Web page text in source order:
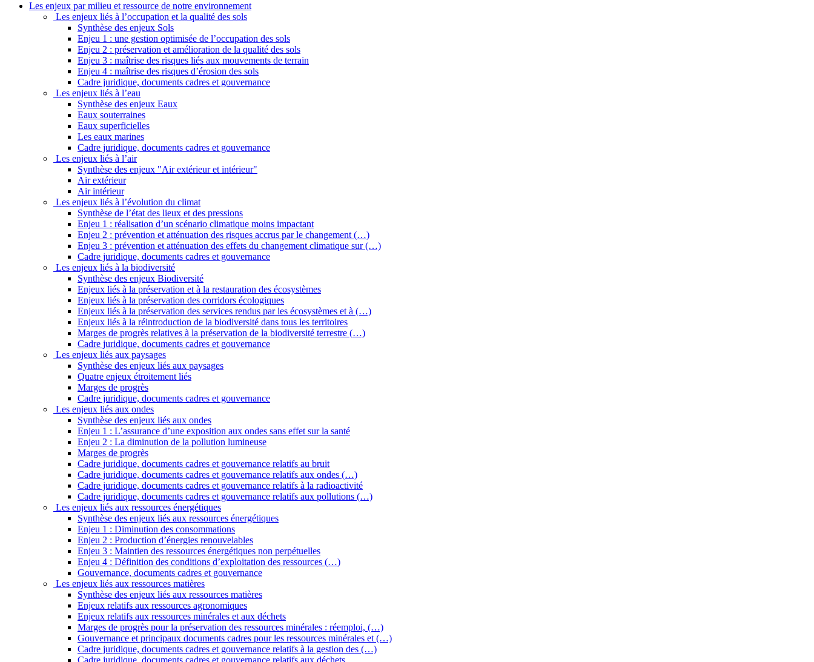
Les enjeux par milieu et ressource de notre environnement
Les enjeux liés à l’occupation et la qualité des sols
Synthèse des enjeux Sols
Enjeu 1 : une gestion optimisée de l’occupation des sols
Enjeu 2 : préservation et amélioration de la qualité des sols
Enjeu 3 : maîtrise des risques liés aux mouvements de terrain
Enjeu 4 : maîtrise des risques d’érosion des sols
Cadre juridique, documents cadres et gouvernance
Les enjeux liés à l’eau
Synthèse des enjeux Eaux
Eaux souterraines
Eaux superficielles
Les eaux marines
Cadre juridique, documents cadres et gouvernance
Les enjeux liés à l’air
Synthèse des enjeux "Air extérieur et intérieur"
Air extérieur
Air intérieur
Les enjeux liés à l’évolution du climat
Synthèse de l’état des lieux et des pressions
Enjeu 1 : réalisation d’un scénario climatique moins impactant
Enjeu 2 : prévention et atténuation des risques accrus par le changement (…)
Enjeu 3 : prévention et atténuation des effets du changement climatique sur (…)
Cadre juridique, documents cadres et gouvernance
Les enjeux liés à la biodiversité
Synthèse des enjeux Biodiversité
Enjeux liés à la préservation et à la restauration des écosystèmes
Enjeux liés à la préservation des corridors écologiques
Enjeux liés à la préservation des services rendus par les écosystèmes et à (…)
Enjeux liés à la réintroduction de la biodiversité dans tous les territoires
Marges de progrès relatives à la préservation de la biodiversité terrestre (…)
Cadre juridique, documents cadres et gouvernance
Les enjeux liés aux paysages
Synthèse des enjeux liés aux paysages
Quatre enjeux étroitement liés
Marges de progrès
Cadre juridique, documents cadres et gouvernance
Les enjeux liés aux ondes
Synthèse des enjeux liés aux ondes
Enjeu 1 : L’assurance d’une exposition aux ondes sans effet sur la santé
Enjeu 2 : La diminution de la pollution lumineuse
Marges de progrès
Cadre juridique, documents cadres et gouvernance relatifs au bruit
Cadre juridique, documents cadres et gouvernance relatifs aux ondes (…)
Cadre juridique, documents cadres et gouvernance relatifs à la radioactivité
Cadre juridique, documents cadres et gouvernance relatifs aux pollutions (…)
Les enjeux liés aux ressources énergétiques
Synthèse des enjeux liés aux ressources énergétiques
Enjeu 1 : Diminution des consommations
Enjeu 2 : Production d’énergies renouvelables
Enjeu 3 : Maintien des ressources énergétiques non perpétuelles
Enjeu 4 : Définition des conditions d’exploitation des ressources (…)
Gouvernance, documents cadres et gouvernance
Les enjeux liés aux ressources matières
Synthèse des enjeux liés aux ressources matières
Enjeux relatifs aux ressources agronomiques
Enjeux relatifs aux ressources minérales et aux déchets
Marges de progrès pour la préservation des ressources minérales : réemploi, (…)
Gouvernance et principaux documents cadres pour les ressources minérales et (…)
Cadre juridique, documents cadres et gouvernance relatifs à la gestion des (…)
Cadre juridique, documents cadres et gouvernance relatifs aux déchets